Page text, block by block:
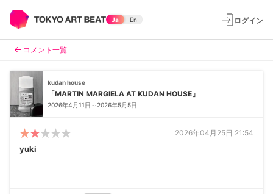
Ja En ログイン
コメント一覧
kudan house
「MARTIN MARGIELA AT KUDAN HOUSE」
2026年4月11日～2026年5月5日
2026年04月25日 21:54
yuki